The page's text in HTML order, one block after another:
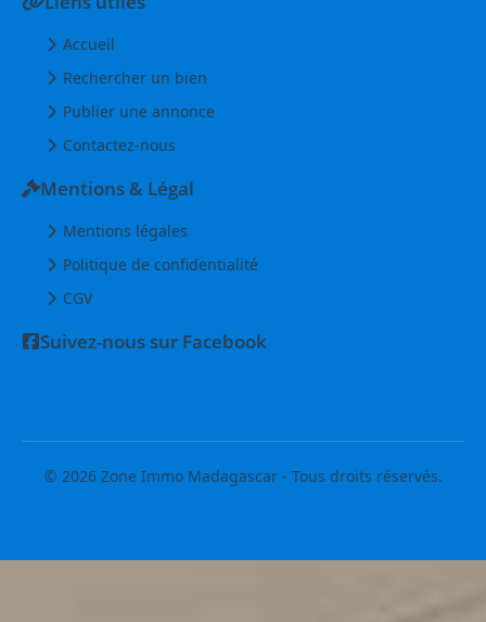
Accueil
Rechercher un bien
Publier une annonce
Contactez-nous
Mentions & Légal
Mentions légales
Politique de confidentialité
CGV
Suivez-nous sur Facebook
© 2026 Zone Immo Madagascar - Tous droits réservés.